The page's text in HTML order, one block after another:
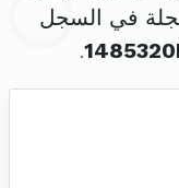
في السجل
.